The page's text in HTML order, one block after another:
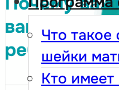
Что такое
шейки
Кто
ребенка